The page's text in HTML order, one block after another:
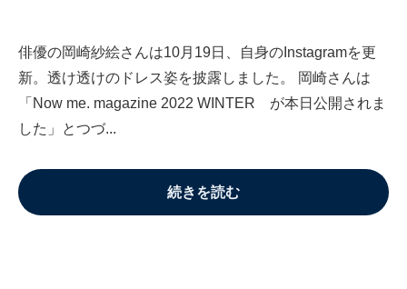
俳優の岡崎紗絵さんは10月19日、自身のInstagramを更
新。透け透けのドレス姿を披露しました。 岡崎さんは
「Now me. magazine 2022 WINTER が本日公開されま
した」とつづ...
続きを読む